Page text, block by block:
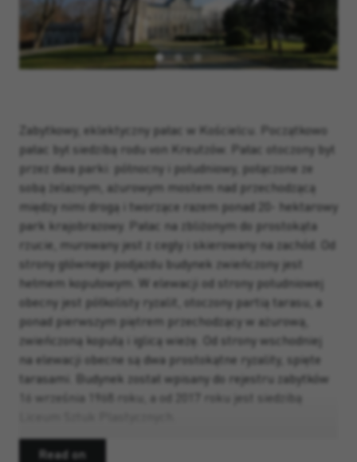
Zabytkowy, eklektyczny pałac w Kościelcu. Początkowo
pałac był siedzibą rodu von Kreutzów. Pałac otoczony był
przez dwa parki: północny i południowy, połączone ze
sobą żelaznym, ażurowym mostem nad przechodzącą
między nimi drogą i tworzące razem ponad 20- hektarowy
park krajobrazowy. Pałac na zbliżonym do prostokąta
rzucie, murowany jest z cegły i skierowany na zachód. Od
strony głównego podjazdu budynek zwieńczony jest
hełmem kopułowym. W elewacji od strony południowej
obecny jest półkolisty ryzalit, otoczony partią tarasu, a
ponad pierwszym piętrem przechodzący w ażurową,
zwieńczoną kopułą i iglicą wieżę . Od strony wschodniej
na elewacji obecne są dwa prostokątne ryzality, spięte
tarasami. Budynek został wpisany do rejestru zabytków
16 września 1968 roku, a od 2017 roku jest siedzibą
Read on